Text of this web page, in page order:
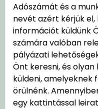
Adószámát és a
nevét azért kérjük
információt küldünk
számára valóban
pályázati
Önt keresni, és
küldeni,
örülnénk.
egy kattintással